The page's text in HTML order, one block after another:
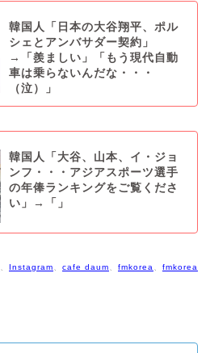
韓国人「日本の大谷翔平、ポル
シェとアンバサダー契約」
→「羨ましい」「もう現代自動
車は乗らないんだな・・・
（泣）」
韓国人「大谷、山本、イ・ジョ
ンフ・・・アジアスポーツ選手
の年俸ランキングをご覧くださ
い」→「」
Instagram cafe daum fmkorea fmkorea